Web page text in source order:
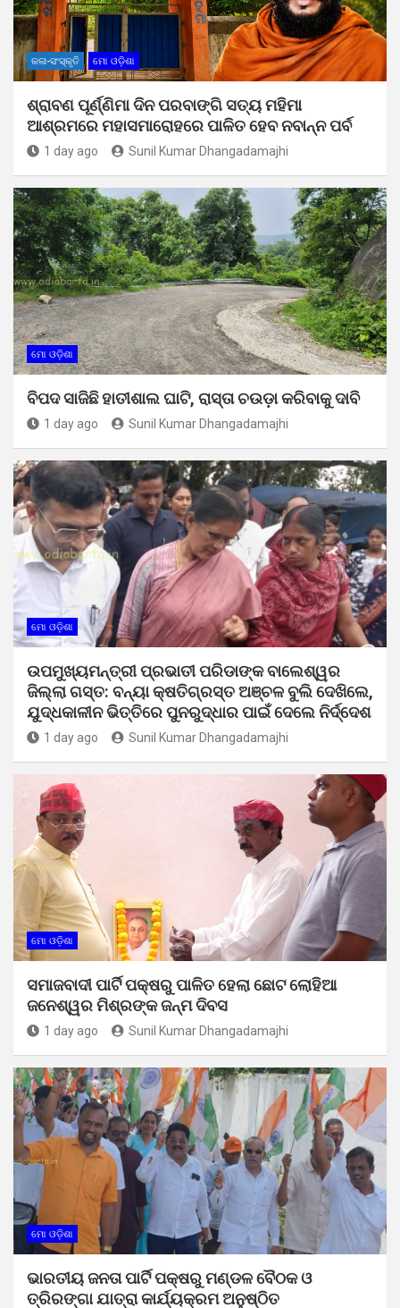
କଳା-ସଂସ୍କୃତି ମୋ ଓଡ଼ିଶା
ଶ୍ରାବଣ ପୂର୍ଣ୍ଣିମା ଦିନ ପରବାଙ୍ଗି ସତ୍ୟ ମହିମା
ଆଶ୍ରମରେ ମହାସମାରୋହରେ ପାଳିତ ହେବ ନବାନ୍ନ ପର୍ବ
1 day ago Sunil Kumar Dhangadamajhi
ମୋ ଓଡ଼ିଶା
ବିପଦ ସାଜିଛି ହାତୀଶାଲ ଘାଟି, ରାସ୍ତା ଚଉଡ଼ା କରିବାକୁ ଦାବି
1 day ago Sunil Kumar Dhangadamajhi
ମୋ ଓଡ଼ିଶା
ଉପମୁଖ୍ୟମନ୍ତ୍ରୀ ପ୍ରଭାତୀ ପରିଡାଙ୍କ ବାଲେଶ୍ୱର
ଜିଲ୍ଲା ଗସ୍ତ: ବନ୍ୟା କ୍ଷତିଗ୍ରସ୍ତ ଅଞ୍ଚଳ ବୁଲି ଦେଖିଲେ,
ଯୁଦ୍ଧକାଳୀନ ଭିତ୍ତିରେ ପୁନରୁଦ୍ଧାର ପାଇଁ ଦେଲେ ନିର୍ଦ୍ଦେଶ
1 day ago Sunil Kumar Dhangadamajhi
ମୋ ଓଡ଼ିଶା
ସମାଜବାଦୀ ପାର୍ଟି ପକ୍ଷରୁ ପାଳିତ ହେଲା ଛୋଟ ଲୋହିଆ
ଜନେଶ୍ୱର ମିଶ୍ରଙ୍କ ଜନ୍ମ ଦିବସ
1 day ago Sunil Kumar Dhangadamajhi
ମୋ ଓଡ଼ିଶା
ଭାରତୀୟ ଜନତା ପାର୍ଟି ପକ୍ଷରୁ ମଣ୍ଡଳ ବୈଠକ ଓ
ତ୍ରିରଙ୍ଗା ଯାତ୍ରା କାର୍ଯ୍ୟକ୍ରମ ଅନୁଷ୍ଠିତ